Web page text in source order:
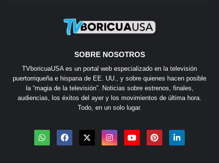
SOBRE NOSOTROS
TVboricuaUSA es un portal web especializado en la televisión
puertorriqueña e hispana de EE. UU., y sobre quienes hacen posible
la “magia de la televisión”. Noticias sobre estrenos, finales,
audiencias, los éxitos del ayer y los movimientos de última hora.
Todo, en un solo lugar.